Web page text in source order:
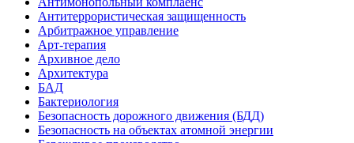
Антитеррористическая защищенность
Арбитражное управление
Арт-терапия
Архивное дело
Архитектура
БАД
Бактериология
Безопасность дорожного движения (БДД)
Безопасность на объектах атомной энергии